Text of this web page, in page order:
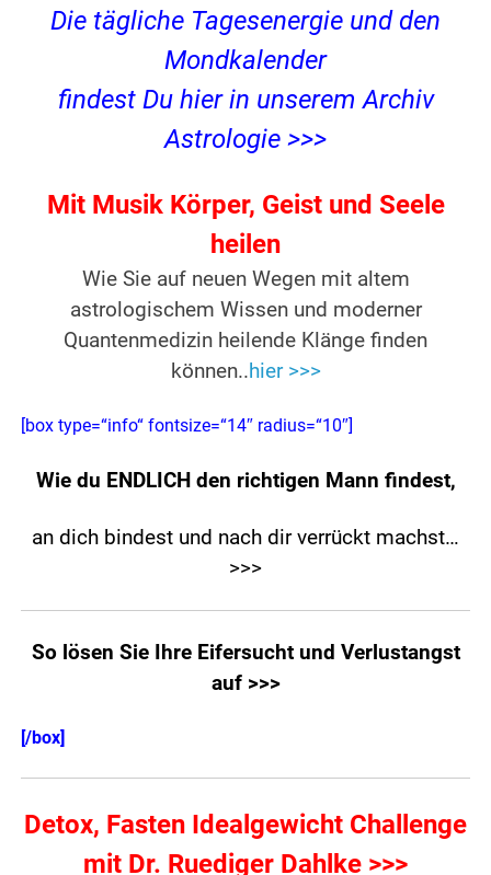
Die tägliche Tagesenergie und den
Mondkalender
findest Du hier in unserem Archiv
Astrologie >>>
Mit Musik Körper, Geist und Seele
heilen
Wie Sie auf neuen Wegen mit altem
astrologischem Wissen und moderner
Quantenmedizin heilende Klänge finden
können..hier >>>
[box type=“info“ fontsize=“14″ radius=“10″]
Wie du ENDLICH den richtigen Mann findest,
an dich bindest und nach dir verrückt machst…
>>>
So lösen Sie Ihre Eifersucht und Verlustangst
auf >>>
[/box]
Detox, Fasten Idealgewicht Challenge
mit Dr. Ruediger Dahlke >>>